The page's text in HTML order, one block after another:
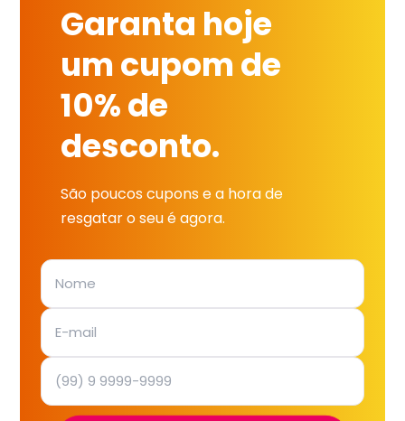
Garanta hoje
um cupom de
10% de
desconto.
São poucos cupons e a hora de
resgatar o seu é agora.